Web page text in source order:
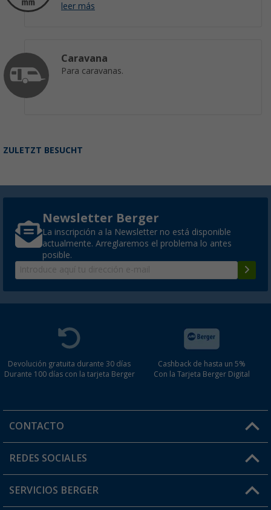
leer más
Caravana
Para caravanas.
ZULETZT BESUCHT
Newsletter Berger
La inscripción a la Newsletter no está disponible
actualmente. Arreglaremos el problema lo antes
posible.
Devolución gratuita durante 30 días
Durante 100 días con la tarjeta Berger
Cashback de hasta un 5%
Con la Tarjeta Berger Digital
CONTACTO
Horario de atención al cliente:
¿Tienes alguna duda?
REDES SOCIALES
SERVICIOS BERGER